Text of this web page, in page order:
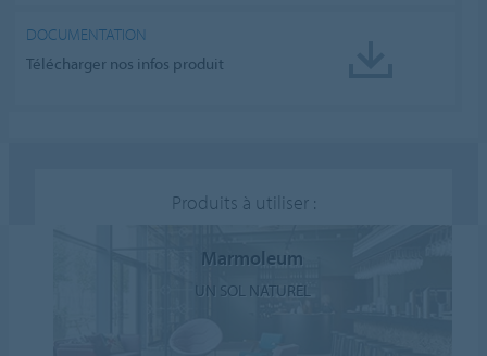
DOCUMENTATION
Télécharger nos infos produit
Produits à utiliser :
Marmoleum
UN SOL NATUREL